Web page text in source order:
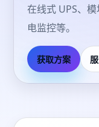
在线式 UPS、
电监控等。
获取方案